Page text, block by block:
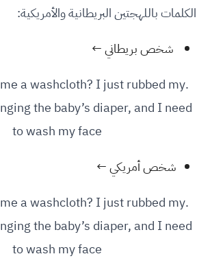
الكلمات باللهجتين البريطانية والأمريكية:
شخص بريطاني ←
me a washcloth? I just rubbed my
the baby’s diaper, and I need
to wash my face
شخص أمريكي ←
me a washcloth? I just rubbed my
the baby’s diaper, and I need
to wash my face